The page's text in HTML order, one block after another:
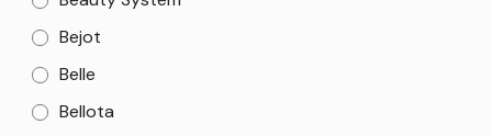
Bejot
Belle
Bellota